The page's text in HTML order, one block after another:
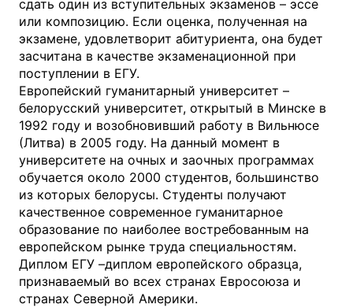
сдать один из вступительных экзаменов – эссе
или композицию. Если оценка, полученная на
экзамене, удовлетворит абитуриента, она будет
засчитана в качестве экзаменационной при
поступлении в ЕГУ.
Европейский гуманитарный университет –
белорусский университет, открытый в Минске в
1992 году и возобновивший работу в Вильнюсе
(Литва) в 2005 году. На данный момент в
университете на очных и заочных программах
обучается около 2000 студентов, большинство
из которых белорусы. Студенты получают
качественное современное гуманитарное
образование по наиболее востребованным на
европейском рынке труда специальностям.
Диплом ЕГУ –диплом европейского образца,
признаваемый во всех странах Евросоюза и
странах Северной Америки.